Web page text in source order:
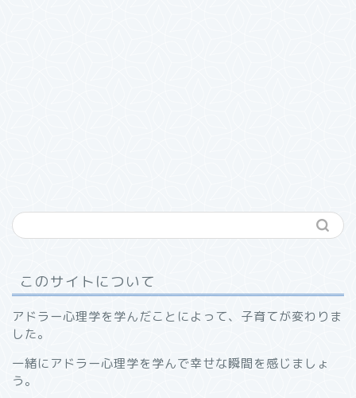
このサイトについて
アドラー心理学を学んだことによって、子育てが変わりま
した。
一緒にアドラー心理学を学んで幸せな瞬間を感じましょ
う。